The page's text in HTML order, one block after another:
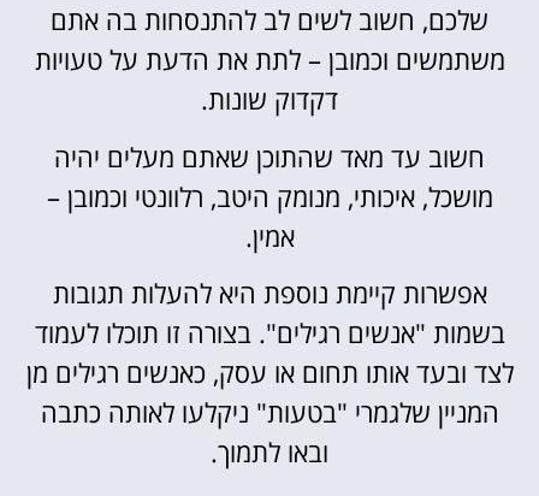
שלכם, חשוב לשים לב להתנסחות בה אתם
משתמשים וכמובן – לתת את הדעת על טעויות
דקדוק שונות.
חשוב עד מאד שהתוכן שאתם מעלים יהיה
מושכל, איכותי, מנומק היטב, רלוונטי וכמובן –
אמין.
אפשרות קיימת נוספת היא להעלות תגובות
בשמות "אנשים רגילים". בצורה זו תוכלו לעמוד
לצד ובעד אותו תחום או עסק, כאנשים רגילים מן
המניין שלגמרי "בטעות" ניקלעו לאותה כתבה
ובאו לתמוך.